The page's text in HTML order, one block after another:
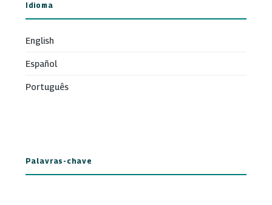
Idioma
English
Español
Português
Palavras-chave